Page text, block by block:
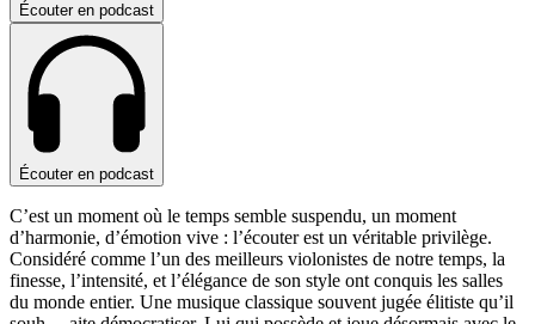
Écouter en podcast
Écouter en podcast
C’est un moment où le temps semble suspendu, un moment
d’harmonie, d’émotion vive : l’écouter est un véritable privilège.
Considéré comme l’un des meilleurs violonistes de notre temps, la
finesse, l’intensité, et l’élégance de son style ont conquis les salles
du monde entier. Une musique classique souvent jugée élitiste qu’il